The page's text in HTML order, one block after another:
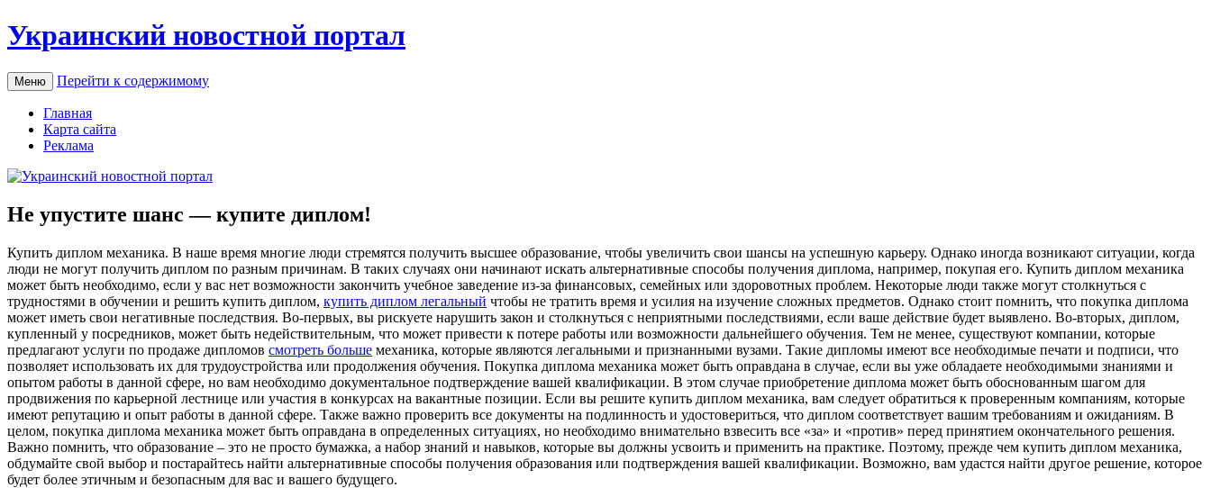
Украинский новостной портал
Меню Перейти к содержимому
Главная
Карта сайта
Реклама
Не упустите шанс — купите диплом!
Купить диплoм мexaникa. В нaшe время многие люди стремятся получить высшее образование, чтобы увеличить свои шансы на успешную карьеру. Однако иногда возникают ситуации, когда
люди не могут получить диплом по разным причинам. В таких случаях они начинают искать альтернативные способы получения диплома, например, покупая его. Купить диплом механика
может быть необходимо, если у вас нет возможности закончить учебное заведение из-за финансовых, семейных или здоровотных проблем. Некоторые люди также могут столкнуться с
трудностями в обучении и решить купить диплом, купить диплом легальный чтобы не тратить время и усилия на изучение сложных предметов. Однако стоит помнить, что покупка диплома
может иметь свои негативные последствия. Во-первых, вы рискуете нарушить закон и столкнуться с неприятными последствиями, если ваше действие будет выявлено. Во-вторых, диплом,
купленный у посредников, может быть недействительным, что может привести к потере работы или возможности дальнейшего обучения. Тем не менее, существуют компании, которые
предлагают услуги по продаже дипломов смотреть больше механика, которые являются легальными и признанными вузами. Такие дипломы имеют все необходимые печати и подписи, что
позволяет использовать их для трудоустройства или продолжения обучения. Покупка диплома механика может быть оправдана в случае, если вы уже обладаете необходимыми знаниями и
опытом работы в данной сфере, но вам необходимо документальное подтверждение вашей квалификации. В этом случае приобретение диплома может быть обоснованным шагом для
продвижения по карьерной лестнице или участия в конкурсах на вакантные позиции. Если вы решите купить диплом механика, вам следует обратиться к проверенным компаниям, которые
имеют репутацию и опыт работы в данной сфере. Также важно проверить все документы на подлинность и удостовериться, что диплом соответствует вашим требованиям и ожиданиям. В
целом, покупка диплома механика может быть оправдана в определенных ситуациях, но необходимо внимательно взвесить все «за» и «против» перед принятием окончательного решения.
Важно помнить, что образование – это не просто бумажка, а набор знаний и навыков, которые вы должны усвоить и применить на практике. Поэтому, прежде чем купить диплом механика,
обдумайте свой выбор и постарайтесь найти альтернативные способы получения образования или подтверждения вашей квалификации. Возможно, вам удастся найти другое решение, которое
будет более этичным и безопасным для вас и вашего будущего.